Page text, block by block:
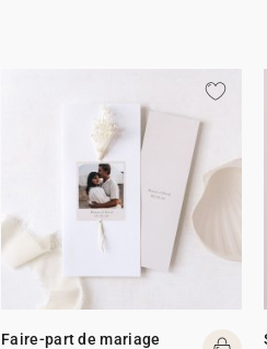
Faire-part de mariage